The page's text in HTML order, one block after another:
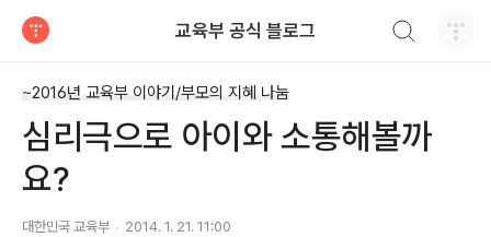
교육부 공식 블로그
~2016년 교육부 이야기/부모의 지혜 나눔
심리극으로 아이와 소통해볼까
요?
대한민국 교육부 2014. 1. 21. 11:00